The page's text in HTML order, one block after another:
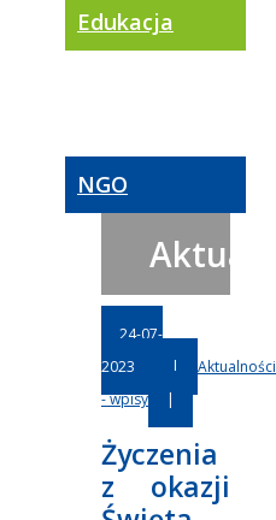
Edukacja
NGO
24-07-
2023
|
Aktualności
- wpisy
|
Życzenia
z okazji